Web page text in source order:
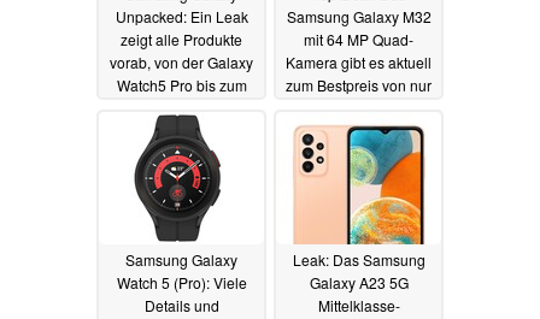
Unpacked: Ein Leak
zeigt alle Produkte
vorab, von der Galaxy
Watch5 Pro bis zum
Samsung Galaxy M32
mit 64 MP Quad-
Kamera gibt es aktuell
zum Bestpreis von nur
Samsung Galaxy
Watch 5 (Pro): Viele
Details und
Leak: Das Samsung
Galaxy A23 5G
Mittelklasse-